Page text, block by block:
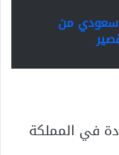
سعودي من
في المملكة